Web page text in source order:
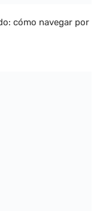
cómo navegar por